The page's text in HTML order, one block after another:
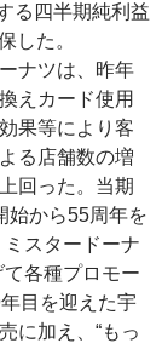
る四半期純利益
した。
ナツは、昨年
えカード使用
果等により客
る店舗数の増
回った。当期
始から55周年を
スタードーナ
各種プロモー
目を迎えた宇
に加え、“もっ